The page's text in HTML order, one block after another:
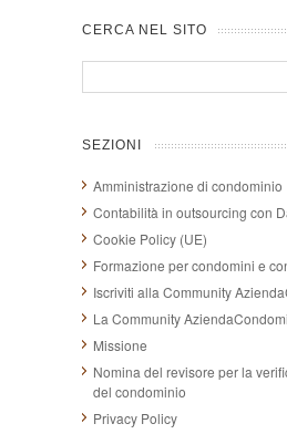
CERCA NEL SITO
SEZIONI
Amministrazione di condominio
Contabilità in outsourcing con
Cookie Policy (UE)
Formazione per condomini e
Iscriviti alla Community
La Community
Missione
Nomina del revisore per la
del condominio
Privacy Policy